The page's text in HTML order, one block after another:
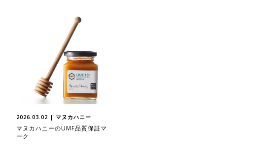
2026.03.02 | マヌカハニー
マヌカハニーのUMF品質保証マ
ーク